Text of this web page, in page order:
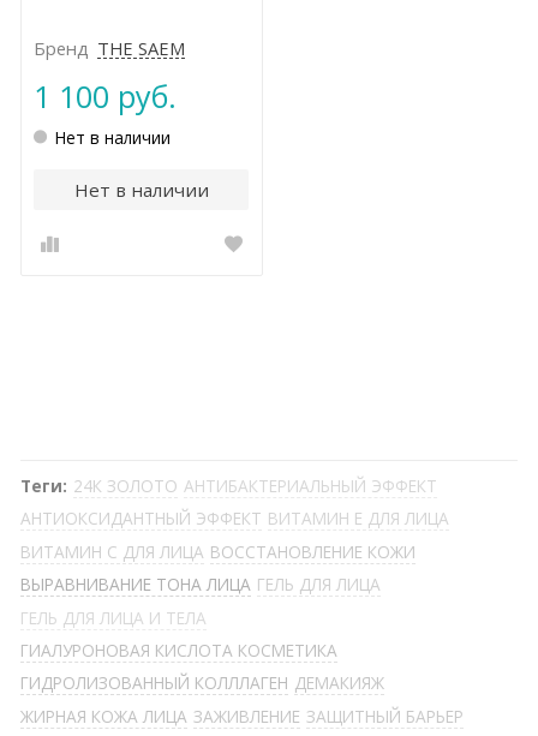
Бренд THE SAEM
1 100 руб.
Нет в наличии
Нет в наличии
Теги: 24К ЗОЛОТО АНТИБАКТЕРИАЛЬНЫЙ ЭФФЕКТ
АНТИОКСИДАНТНЫЙ ЭФФЕКТ ВИТАМИН Е ДЛЯ ЛИЦА
ВИТАМИН С ДЛЯ ЛИЦА ВОССТАНОВЛЕНИЕ КОЖИ
ВЫРАВНИВАНИЕ ТОНА ЛИЦА ГЕЛЬ ДЛЯ ЛИЦА
ГЕЛЬ ДЛЯ ЛИЦА И ТЕЛА
ГИАЛУРОНОВАЯ КИСЛОТА КОСМЕТИКА
ГИДРОЛИЗОВАННЫЙ КОЛЛЛАГЕН ДЕМАКИЯЖ
ЖИРНАЯ КОЖА ЛИЦА ЗАЖИВЛЕНИЕ ЗАЩИТНЫЙ БАРЬЕР